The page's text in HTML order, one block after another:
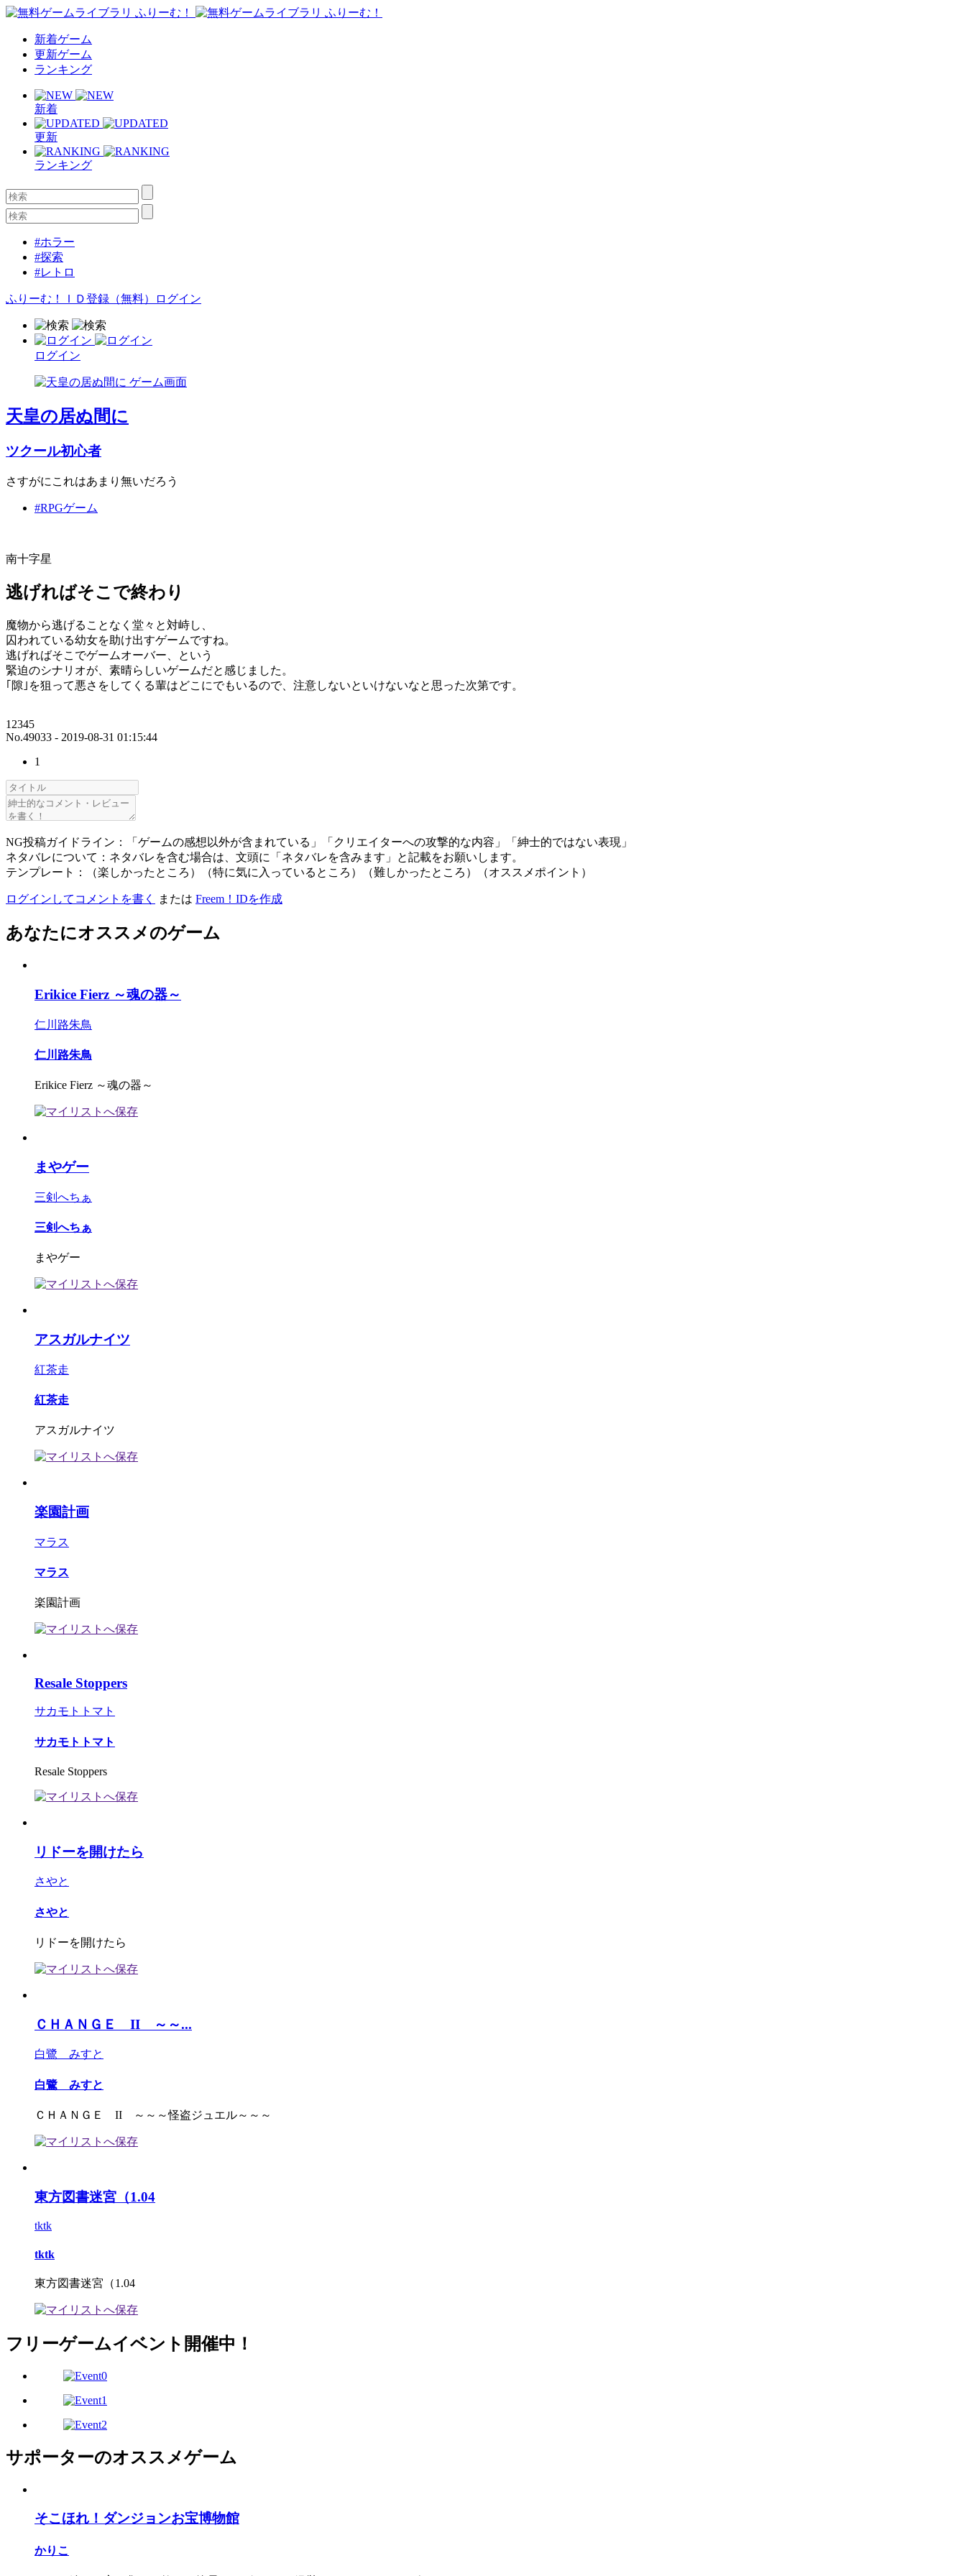
新着ゲーム
更新ゲーム
ランキング
新着
更新
ランキング
#ホラー
#探索
#レトロ
ふりーむ！ＩＤ登録（無料） ログイン
ログイン
天皇の居ぬ間に
ツクール初心者
さすがにこれはあまり無いだろう
#RPGゲーム
南十字星
逃げればそこで終わり
魔物から逃げることなく堂々と対峙し、
囚われている幼女を助け出すゲームですね。
逃げればそこでゲームオーバー、という
緊迫のシナリオが、素晴らしいゲームだと感じました。
｢隙｣を狙って悪さをしてくる輩はどこにでもいるので、注意しないといけないなと思った次第です。
12345
No.49033 - 2019-08-31 01:15:44
1
NG投稿ガイドライン：「ゲームの感想以外が含まれている」「クリエイターへの攻撃的な内容」「紳士的ではない表現」
ネタバレについて：ネタバレを含む場合は、文頭に「ネタバレを含みます」と記載をお願いします。
テンプレート：（楽しかったところ）（特に気に入っているところ）（難しかったところ）（オススメポイント）
ログインしてコメントを書く または Freem！IDを作成
あなたにオススメのゲーム
Erikice Fierz ～魂の器～
仁川路朱鳥
仁川路朱鳥
Erikice Fierz ～魂の器～
まやゲー
三剣へちぁ
三剣へちぁ
まやゲー
アスガルナイツ
紅茶走
紅茶走
アスガルナイツ
楽園計画
マラス
マラス
楽園計画
Resale Stoppers
サカモトトマト
サカモトトマト
Resale Stoppers
リドーを開けたら
さやと
さやと
リドーを開けたら
ＣＨＡＮＧＥ II ～～...
白鷺 みすと
白鷺 みすと
ＣＨＡＮＧＥ II ～～～怪盗ジュエル～～～
東方図書迷宮（1.04
tktk
tktk
東方図書迷宮（1.04
フリーゲームイベント開催中！
サポーターのオススメゲーム
そこほれ！ダンジョンお宝博物館
かりこ